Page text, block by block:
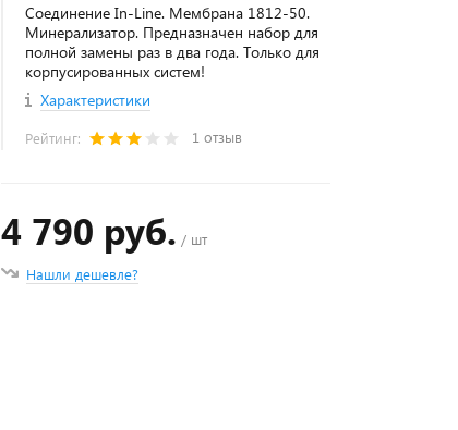
Соединение In-Line. Мембрана 1812-50.
Минерализатор. Предназначен набор для
полной замены раз в два года. Только для
корпусированных систем!
Характеристики
Рейтинг: 1 отзыв
4 790 руб. / шт
Нашли дешевле?